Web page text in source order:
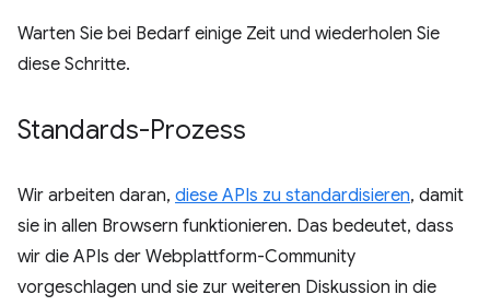
Warten Sie bei Bedarf einige Zeit und wiederholen Sie
diese Schritte.
Standards-Prozess
Wir arbeiten daran, diese APIs zu standardisieren, damit
sie in allen Browsern funktionieren. Das bedeutet, dass
wir die APIs der Webplattform-Community
vorgeschlagen und sie zur weiteren Diskussion in die